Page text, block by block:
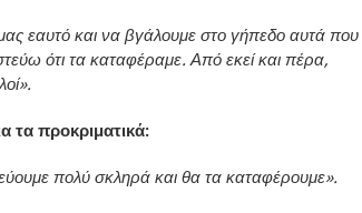
εαυτό και να βγάλουμε στο γήπεδο αυτά που
ότι τα καταφέραμε. Από εκεί και πέρα,
τα προκριματικά:
πολύ σκληρά και θα τα καταφέρουμε».